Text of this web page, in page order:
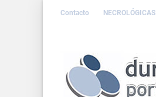
Contacto NECROLÓGICAS